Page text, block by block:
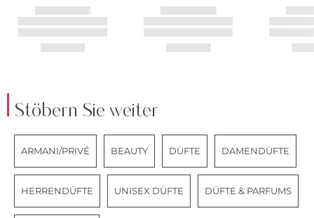
Stöbern Sie weiter
ARMANI/PRIVÉ BEAUTY DÜFTE DAMENDÜFTE
HERRENDÜFTE UNISEX DÜFTE DÜFTE & PARFUMS